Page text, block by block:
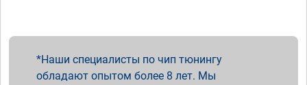
Наши специалисты по чип тюнингу
обладают опытом более 8 лет. Мы